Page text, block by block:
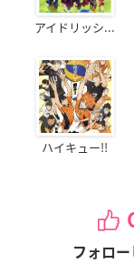
アイドリッシ...
ハイキュー!!
フォロー